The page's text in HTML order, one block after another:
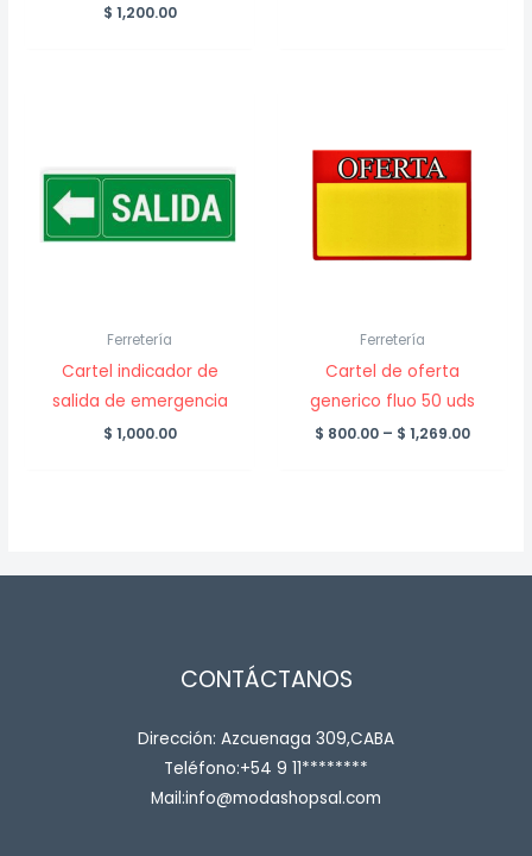
$ 1,200.00
Ferretería
Cartel indicador de
salida de emergencia
$ 1,000.00
Ferretería
Cartel de oferta
generico fluo 50 uds
$ 800.00 – $ 1,269.00Price
CONTÁCTANOS
Dirección: Azcuenaga 309,CABA
Teléfono:+54 9 11********
Mail:info@modashopsal.com